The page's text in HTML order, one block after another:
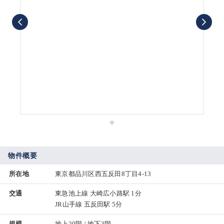
物件概要
所在地 東京都品川区西五反田8丁目4-13
交通
東急池上線 大崎広小路駅 1分
JR山手線 五反田駅 5分